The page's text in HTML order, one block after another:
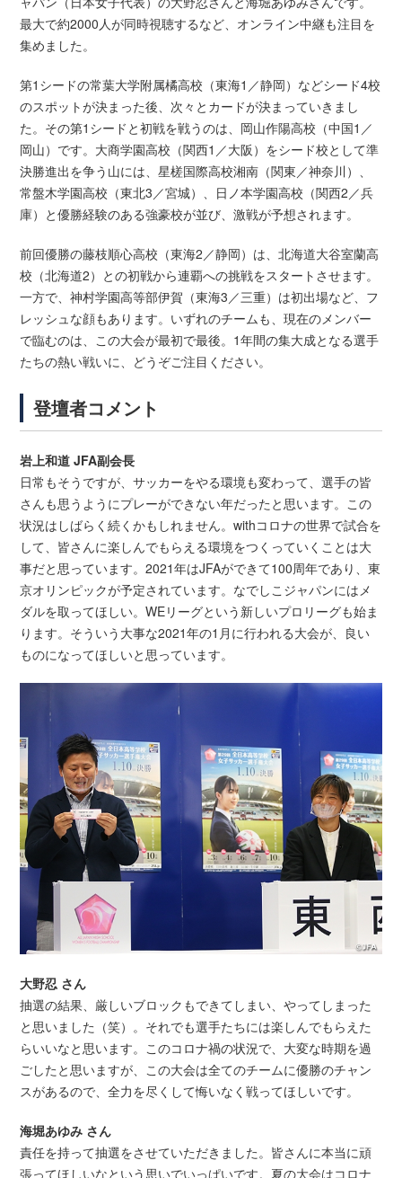
最大で約2000人が同時視聴するなど、オンライン中継も注目を
集めました。
第1シードの常葉大学附属橘高校（東海1／静岡）などシード4校
のスポットが決まった後、次々とカードが決まっていきまし
た。その第1シードと初戦を戦うのは、岡山作陽高校（中国1／
岡山）です。大商学園高校（関西1／大阪）をシード校として準
決勝進出を争う山には、星槎国際高校湘南（関東／神奈川）、
常盤木学園高校（東北3／宮城）、日ノ本学園高校（関西2／兵
庫）と優勝経験のある強豪校が並び、激戦が予想されます。
前回優勝の藤枝順心高校（東海2／静岡）は、北海道大谷室蘭高
校（北海道2）との初戦から連覇への挑戦をスタートさせます。
一方で、神村学園高等部伊賀（東海3／三重）は初出場など、フ
レッシュな顔もあります。いずれのチームも、現在のメンバー
で臨むのは、この大会が最初で最後。1年間の集大成となる選手
たちの熱い戦いに、どうぞご注目ください。
登壇者コメント
岩上和道 JFA副会長
日常もそうですが、サッカーをやる環境も変わって、選手の皆
さんも思うようにプレーができない年だったと思います。この
状況はしばらく続くかもしれません。withコロナの世界で試合を
して、皆さんに楽しんでもらえる環境をつくっていくことは大
事だと思っています。2021年はJFAができて100周年であり、東
京オリンピックが予定されています。なでしこジャパンにはメ
ダルを取ってほしい。WEリーグという新しいプロリーグも始ま
ります。そういう大事な2021年の1月に行われる大会が、良い
ものになってほしいと思っています。
大野忍 さん
抽選の結果、厳しいブロックもできてしまい、やってしまった
と思いました（笑）。それでも選手たちには楽しんでもらえた
らいいなと思います。このコロナ禍の状況で、大変な時期を過
ごしたと思いますが、この大会は全てのチームに優勝のチャン
スがあるので、全力を尽くして悔いなく戦ってほしいです。
海堀あゆみ さん
責任を持って抽選をさせていただきました。皆さんに本当に頑
張ってほしいなという思いでいっぱいです。夏の大会はコロナ